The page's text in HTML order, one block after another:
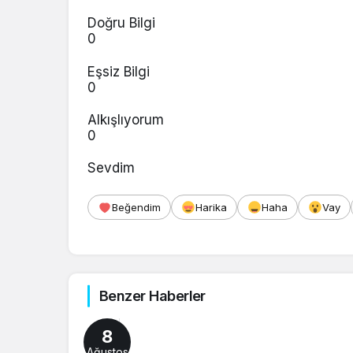
Doğru Bilgi
0
Eşsiz Bilgi
0
Alkışlıyorum
0
Sevdim
Beğendim Harika Haha Vay
Benzer Haberler
8